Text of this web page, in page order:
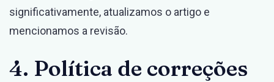
significativamente, atualizamos o artigo e
mencionamos a revisão.
4. Política de correções